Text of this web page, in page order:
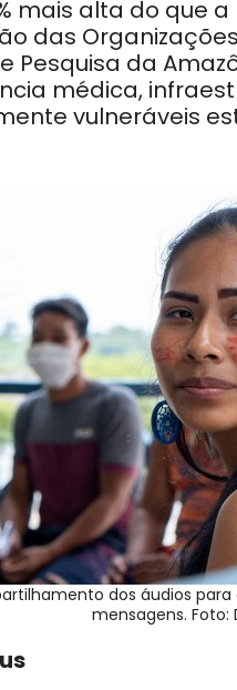
mais alta do que
das
Pesquisa da
médica,
vulneráveis
dos áudios
mensagens. Foto: